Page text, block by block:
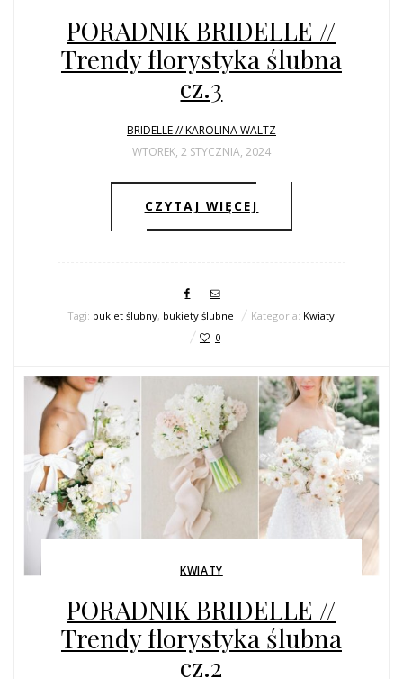
PORADNIK BRIDELLE //
Trendy florystyka ślubna
cz.3
BRIDELLE // KAROLINA WALTZ
WTOREK, 2 STYCZNIA, 2024
CZYTAJ WIĘCEJ
Tagi: bukiet ślubny, bukiety ślubne Kategoria: Kwiaty
0
KWIATY
PORADNIK BRIDELLE //
Trendy florystyka ślubna
cz.2